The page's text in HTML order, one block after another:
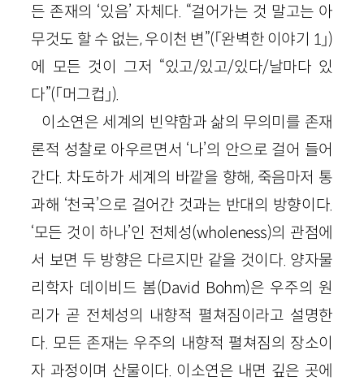
든 존재의 ‘있음’ 자체다. “걸어가는 것 말고는 아
무것도 할 수 없는, 우이천 변”(「완벽한 이야기 1」)
에 모든 것이 그저 “있고/있고/있다/날마다 있
다”(「머그컵」).
이소연은 세계의 빈약함과 삶의 무의미를 존재
론적 성찰로 아우르면서 ‘나’의 안으로 걸어 들어
간다. 차도하가 세계의 바깥을 향해, 죽음마저 통
과해 ‘천국’으로 걸어간 것과는 반대의 방향이다.
‘모든 것이 하나’인 전체성(wholeness)의 관점에
서 보면 두 방향은 다르지만 같을 것이다. 양자물
리학자 데이비드 봄(David Bohm)은 우주의 원
리가 곧 전체성의 내향적 펼쳐짐이라고 설명한
다. 모든 존재는 우주의 내향적 펼쳐짐의 장소이
자 과정이며 산물이다. 이소연은 내면 깊은 곳에